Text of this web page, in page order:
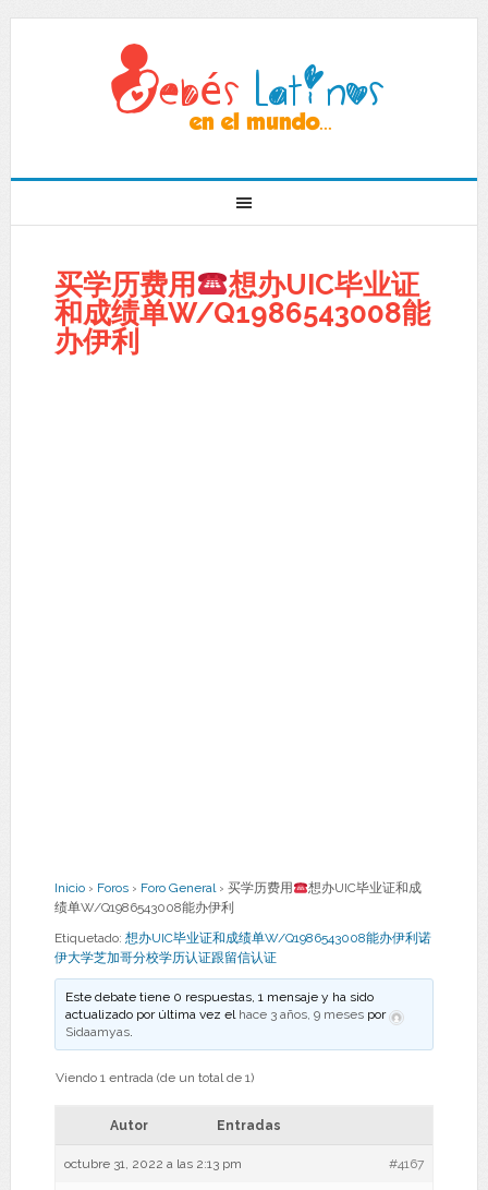
买学历费用
想办UIC毕业证
和成绩单W/Q1986543008能
办伊利
Inicio › Foros › Foro General › 买学历费用
想办UIC毕业证和成
绩单W/Q1986543008能办伊利
Etiquetado: 想办UIC毕业证和成绩单W/Q1986543008能办伊利诺
伊大学芝加哥分校学历认证跟留信认证
Este debate tiene 0 respuestas, 1 mensaje y ha sido
actualizado por última vez el hace 3 años, 9 meses por
Sidaamyas.
Viendo 1 entrada (de un total de 1)
Autor Entradas
octubre 31, 2022 a las 2:13 pm #4167